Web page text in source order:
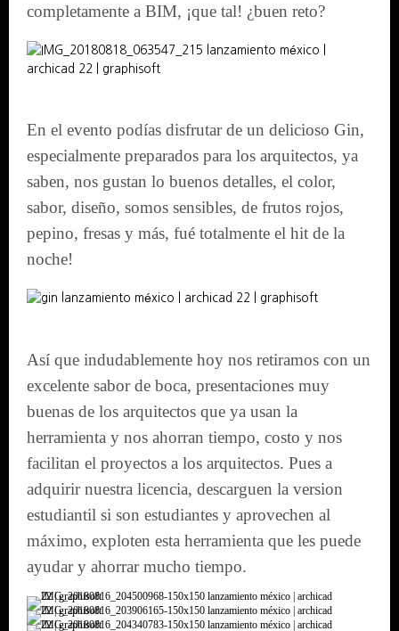
completamente a BIM, ¡que tal! ¿buen reto?
En el evento podías disfrutar de un delicioso Gin,
especialmente preparados para los arquitectos, ya
saben, nos gustan lo buenos detalles, el color,
sabor, diseño, somos sensibles, de frutos rojos,
pepino, fresas y más, fué totalmente el hit de la
noche!
Así que indudablemente hoy nos retiramos con un
excelente sabor de boca, presentaciones muy
buenas de los arquitectos que ya usan la
herramienta y nos ahorran tiempo, costo y nos
facilitan el proyectos a los arquitectos. Pues a
adquirir nuestra licencia, descarguen la version
estudiantil si son estudiantes y aprovechen al
máximo, exploten esta herramienta que les puede
ayudar y ahorrar mucho tiempo.